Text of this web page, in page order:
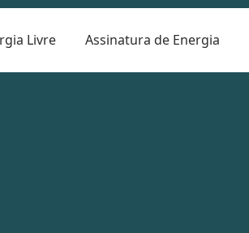
Livre Assinatura de Energia